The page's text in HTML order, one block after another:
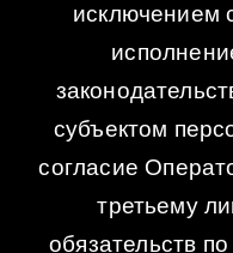
исключением
субъектом
согласие
третьему
обязательств